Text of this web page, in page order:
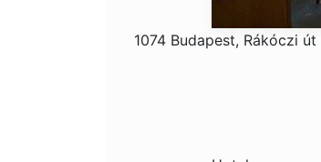
1074 Budapest, Rákóczi út